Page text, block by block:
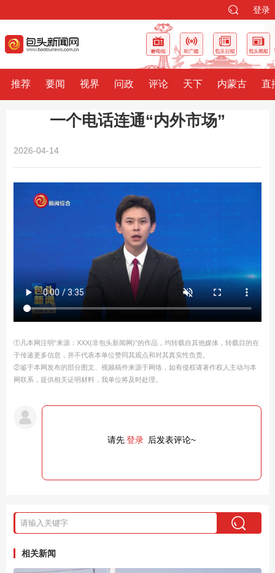
登录
推荐 要闻 视界 问政 评论 天下 内蒙古 直
一个电话连通“内外市场”
2026-04-14
①凡本网注明“来源：XXX(非包头新闻网)”的作品，均转载自其他媒体，转载目的在
于传递更多信息，并不代表本单位赞同其观点和对其真实性负责。
②鉴于本网发布的部分图文、视频稿件来源于网络，如有侵权请著作权人主动与本
网联系，提供相关证明材料，我单位将及时处理。
请先登录 后发表评论~
相关新闻